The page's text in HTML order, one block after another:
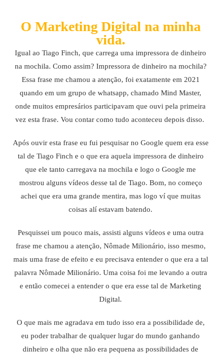
O Marketing Digital na minha
vida.
Igual ao Tiago Finch, que carrega uma impressora de dinheiro
na mochila. Como assim? Impressora de dinheiro na mochila?
Essa frase me chamou a atenção, foi exatamente em 2021
quando em um grupo de whatsapp, chamado Mind Master,
onde muitos empresários participavam que ouvi pela primeira
vez esta frase. Vou contar como tudo aconteceu depois disso.
Após ouvir esta frase eu fui pesquisar no Google quem era esse
tal de Tiago Finch e o que era aquela impressora de dinheiro
que ele tanto carregava na mochila e logo o Google me
mostrou alguns vídeos desse tal de Tiago. Bom, no começo
achei que era uma grande mentira, mas logo ví que muitas
coisas alí estavam batendo.
Pesquissei um pouco mais, assisti alguns vídeos e uma outra
frase me chamou a atenção, Nômade Milionário, isso mesmo,
mais uma frase de efeito e eu precisava entender o que era a tal
palavra Nômade Milionário. Uma coisa foi me levando a outra
e então comecei a entender o que era esse tal de Marketing
Digital.
O que mais me agradava em tudo isso era a possibilidade de,
eu poder trabalhar de qualquer lugar do mundo ganhando
dinheiro e olha que não era pequena as possibilidades de